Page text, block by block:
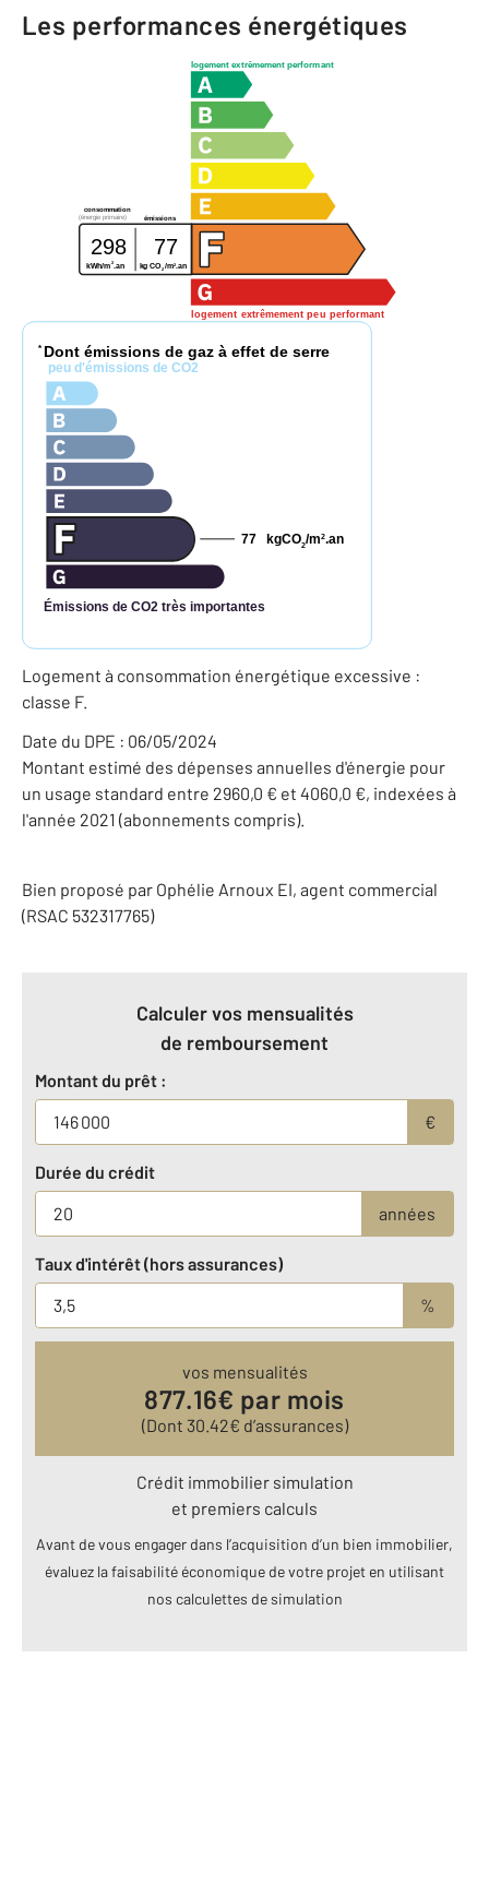
Les performances énergétiques
logement extrêmement performant
logement extrêmement peu performant
consommation
émissions
(énergie primaire)
298 77
kWh/m 2 .an kg CO2/m2 .an
* Dont émissions de gaz à effet de serre
peu d'émissions de CO2
Émissions de CO2 très importantes
kgCO2/m2.an
77
Logement à consommation énergétique excessive :
classe F.
Date du DPE : 06/05/2024
Montant estimé des dépenses annuelles d'énergie pour
un usage standard entre 2960,0 € et 4060,0 €, indexées à
l'année 2021 (abonnements compris).
Bien proposé par Ophélie Arnoux EI, agent commercial
(RSAC 532317765)
Calculer vos mensualités
de remboursement
Montant du prêt :
€
Durée du crédit
années
Taux d'intérêt (hors assurances)
%
vos mensualités
877.16€ par mois
(Dont 30.42€ d’assurances)
Crédit immobilier simulation
et premiers calculs
Avant de vous engager dans l’acquisition d’un bien immobilier,
évaluez la faisabilité économique de votre projet en utilisant
nos calculettes de simulation